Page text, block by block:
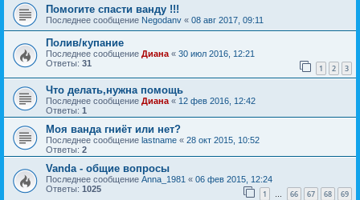
Помогите спасти ванду !!!
Последнее сообщение Negodanv « 08 авг 2017, 09:11
Полив/купание
Последнее сообщение Диана « 30 июл 2016, 12:21
Ответы: 31 1 2 3
Что делать,нужна помощь
Последнее сообщение Диана « 12 фев 2016, 12:42
Ответы: 1
Моя ванда гниёт или нет?
Последнее сообщение lastname « 28 окт 2015, 10:52
Ответы: 2
Vanda - общие вопросы
Последнее сообщение Anna_1981 « 06 фев 2015, 12:24
Ответы: 1025 1 … 66 67 68 69